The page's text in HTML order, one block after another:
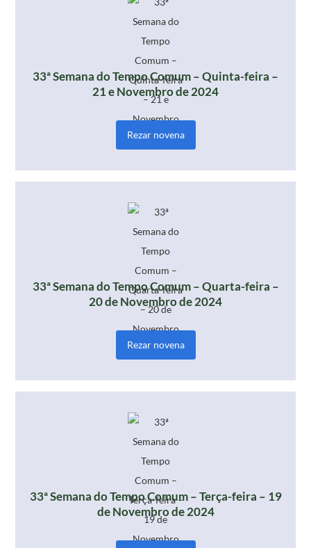
33ª Semana do Tempo Comum – Quinta-feira –
21 e Novembro de 2024
Rezar novena
33ª Semana do Tempo Comum – Quarta-feira –
20 de Novembro de 2024
Rezar novena
33ª Semana do Tempo Comum – Terça-feira – 19
de Novembro de 2024